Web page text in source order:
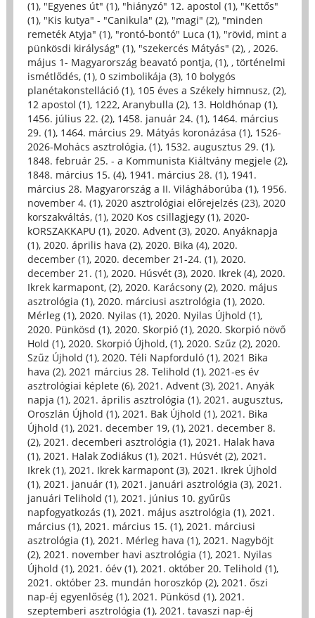
(1), "Egyenes út" (1), "hiányzó" 12. apostol (1), "Kettős"
(1), "Kis kutya" - "Canikula" (2), "magi" (2), "minden
remeték Atyja" (1), "rontó-bontó" Luca (1), "rövid, mint a
pünkösdi királyság" (1), "szekercés Mátyás" (2), , 2026.
május 1- Magyarország beavató pontja, (1), , történelmi
ismétlődés, (1), 0 szimbolikája (3), 10 bolygós
planétakonstelláció (1), 105 éves a Székely himnusz, (2),
12 apostol (1), 1222, Aranybulla (2), 13. Holdhónap (1),
1456. július 22. (2), 1458. január 24. (1), 1464. március
29. (1), 1464. március 29. Mátyás koronázása (1), 1526-
2026-Mohács asztrológia, (1), 1532. augusztus 29. (1),
1848. február 25. - a Kommunista Kiáltvány megjele (2),
1848. március 15. (4), 1941. március 28. (1), 1941.
március 28. Magyarország a II. Világháborúba (1), 1956.
november 4. (1), 2020 asztrológiai előrejelzés (23), 2020
korszakváltás, (1), 2020 Kos csillagjegy (1), 2020-
kORSZAKKAPU (1), 2020. Advent (3), 2020. Anyáknapja
(1), 2020. április hava (2), 2020. Bika (4), 2020.
december (1), 2020. december 21-24. (1), 2020.
december 21. (1), 2020. Húsvét (3), 2020. Ikrek (4), 2020.
Ikrek karmapont, (2), 2020. Karácsony (2), 2020. május
asztrológia (1), 2020. márciusi asztrológia (1), 2020.
Mérleg (1), 2020. Nyilas (1), 2020. Nyilas Újhold (1),
2020. Pünkösd (1), 2020. Skorpió (1), 2020. Skorpió növő
Hold (1), 2020. Skorpió Újhold, (1), 2020. Szűz (2), 2020.
Szűz Újhold (1), 2020. Téli Napforduló (1), 2021 Bika
hava (2), 2021 március 28. Telihold (1), 2021-es év
asztrológiai képlete (6), 2021. Advent (3), 2021. Anyák
napja (1), 2021. április asztrológia (1), 2021. augusztus,
Oroszlán Újhold (1), 2021. Bak Újhold (1), 2021. Bika
Újhold (1), 2021. december 19, (1), 2021. december 8.
(2), 2021. decemberi asztrológia (1), 2021. Halak hava
(1), 2021. Halak Zodiákus (1), 2021. Húsvét (2), 2021.
Ikrek (1), 2021. Ikrek karmapont (3), 2021. Ikrek Újhold
(1), 2021. január (1), 2021. januári asztrológia (3), 2021.
januári Telihold (1), 2021. június 10. gyűrűs
napfogyatkozás (1), 2021. május asztrológia (1), 2021.
március (1), 2021. március 15. (1), 2021. márciusi
asztrológia (1), 2021. Mérleg hava (1), 2021. Nagyböjt
(2), 2021. november havi asztrológia (1), 2021. Nyilas
Újhold (1), 2021. óév (1), 2021. október 20. Telihold (1),
2021. október 23. mundán horoszkóp (2), 2021. őszi
nap-éj egyenlőség (1), 2021. Pünkösd (1), 2021.
szeptemberi asztrológia (1), 2021. tavaszi nap-éj